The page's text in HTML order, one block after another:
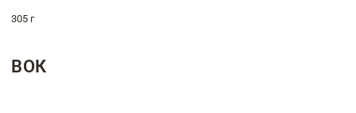
305 г
ВОК